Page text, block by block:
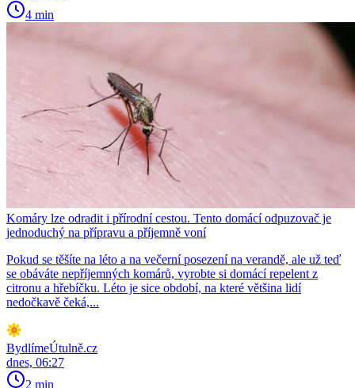
4 min
Komáry lze odradit i přírodní cestou. Tento domácí odpuzovač je
jednoduchý na přípravu a příjemně voní
Pokud se těšíte na léto a na večerní posezení na verandě, ale už teď
se obáváte nepříjemných komárů, vyrobte si domácí repelent z
citronu a hřebíčku. Léto je sice období, na které většina lidí
nedočkavě čeká,...
BydlímeÚtulně.cz
dnes, 06:27
2 min